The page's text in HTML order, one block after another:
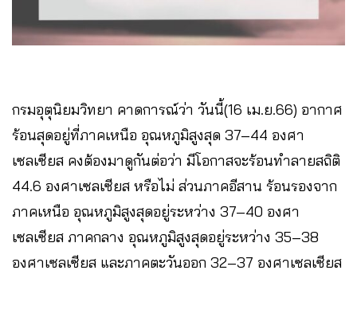
กรมอุตุนิยมวิทยา คาดการณ์ว่า วันนี้(16 เม.ย.66) อากาศ
ร้อนสุดอยู่ที่ภาคเหนือ อุณหภูมิสูงสุด 37–44 องศา
เซลเซียส คงต้องมาดูกันต่อว่า มีโอกาสจะร้อนทำลายสถิติ
44.6 องศาเซลเซียส หรือไม่ ส่วนภาคอีสาน ร้อนรองจาก
ภาคเหนือ อุณหภูมิสูงสุดอยู่ระหว่าง 37–40 องศา
เซลเซียส ภาคกลาง อุณหภูมิสูงสุดอยู่ระหว่าง 35–38
องศาเซลเซียส และภาคตะวันออก 32–37 องศาเซลเซียส